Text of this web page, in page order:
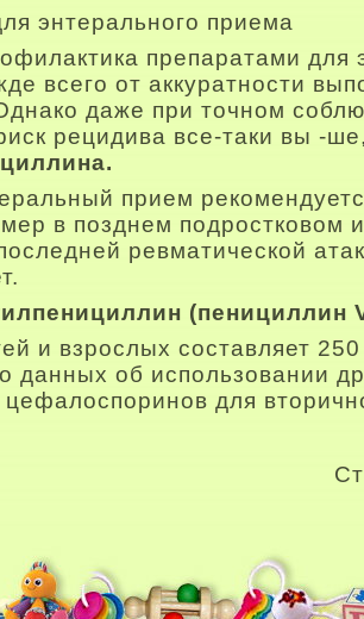
энтерального приема
препаратами для
всего от аккуратности
даже при точном
рецидива все-таки вы -
прием
в позднем подростковом
ревматической
(пенициллин
и взрослых составляет
данных об использовании
для